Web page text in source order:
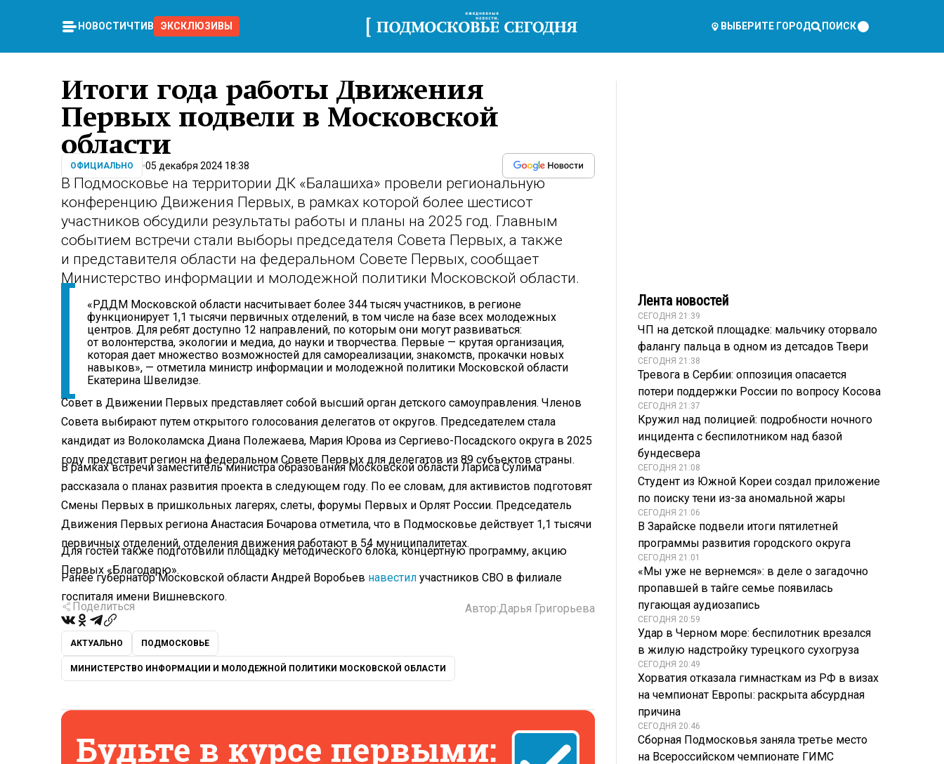
НОВОСТИ ЧТИВО ЭКСКЛЮЗИВЫ ВЫБЕРИТЕ ГОРОД ПОИСК
Итоги года работы Движения
Первых подвели в Московской
области
ОФИЦИАЛЬНО 05 декабря 2024 18:38
В Подмосковье на территории ДК «Балашиха» провели региональную
конференцию Движения Первых, в рамках которой более шестисот
участников обсудили результаты работы и планы на 2025 год. Главным
событием встречи стали выборы председателя Совета Первых, а также
и представителя области на федеральном Совете Первых, сообщает
Министерство информации и молодежной политики Московской области.
«РДДМ Московской области насчитывает более 344 тысяч участников, в регионе
функционирует 1,1 тысячи первичных отделений, в том числе на базе всех молодежных
центров. Для ребят доступно 12 направлений, по которым они могут развиваться:
от волонтерства, экологии и медиа, до науки и творчества. Первые — крутая организация,
которая дает множество возможностей для самореализации, знакомств, прокачки новых
навыков», — отметила министр информации и молодежной политики Московской области
Екатерина Швелидзе.
Совет в Движении Первых представляет собой высший орган детского самоуправления. Членов
Совета выбирают путем открытого голосования делегатов от округов. Председателем стала
кандидат из Волоколамска Диана Полежаева, Мария Юрова из Сергиево-Посадского округа в 2025
году представит регион на федеральном Совете Первых для делегатов из 89 субъектов страны.
В рамках встречи заместитель министра образования Московской области Лариса Сулима
рассказала о планах развития проекта в следующем году. По ее словам, для активистов подготовят
Смены Первых в пришкольных лагерях, слеты, форумы Первых и Орлят России. Председатель
Движения Первых региона Анастасия Бочарова отметила, что в Подмосковье действует 1,1 тысячи
первичных отделений, отделения движения работают в 54 муниципалитетах.
Для гостей также подготовили площадку методического блока, концертную программу, акцию
Первых «Благодарю».
Ранее губернатор Московской области Андрей Воробьев навестил участников СВО в филиале
госпиталя имени Вишневского.
Поделиться Автор:Дарья Григорьева
АКТУАЛЬНО ПОДМОСКОВЬЕ
МИНИСТЕРСТВО ИНФОРМАЦИИ И МОЛОДЕЖНОЙ ПОЛИТИКИ МОСКОВСКОЙ ОБЛАСТИ
Лента новостей
СЕГОДНЯ 21:39
ЧП на детской площадке: мальчику оторвало
фалангу пальца в одном из детсадов Твери
СЕГОДНЯ 21:38
Тревога в Сербии: оппозиция опасается
потери поддержки России по вопросу Косова
СЕГОДНЯ 21:37
Кружил над полицией: подробности ночного
инцидента с беспилотником над базой
бундесвера
СЕГОДНЯ 21:08
Студент из Южной Кореи создал приложение
по поиску тени из-за аномальной жары
СЕГОДНЯ 21:06
В Зарайске подвели итоги пятилетней
программы развития городского округа
СЕГОДНЯ 21:01
«Мы уже не вернемся»: в деле о загадочно
пропавшей в тайге семье появилась
пугающая аудиозапись
СЕГОДНЯ 20:59
Удар в Черном море: беспилотник врезался
в жилую надстройку турецкого сухогруза
СЕГОДНЯ 20:49
Хорватия отказала гимнасткам из РФ в визах
на чемпионат Европы: раскрыта абсурдная
причина
СЕГОДНЯ 20:46
Сборная Подмосковья заняла третье место
на Всероссийском чемпионате ГИМС